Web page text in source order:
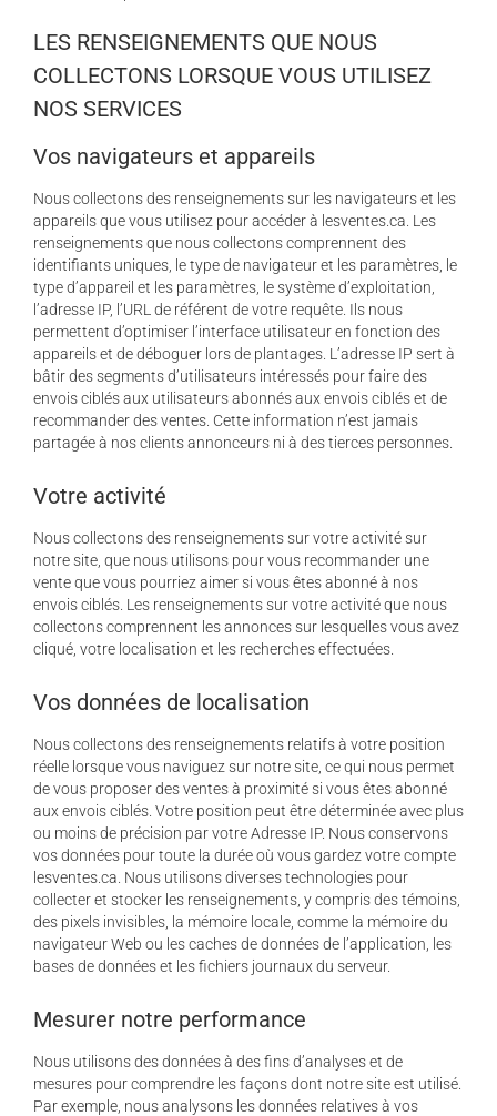
LES RENSEIGNEMENTS QUE NOUS
COLLECTONS LORSQUE VOUS UTILISEZ
NOS SERVICES
Vos navigateurs et appareils
Nous collectons des renseignements sur les navigateurs et les
appareils que vous utilisez pour accéder à lesventes.ca. Les
renseignements que nous collectons comprennent des
identifiants uniques, le type de navigateur et les paramètres, le
type d’appareil et les paramètres, le système d’exploitation,
l’adresse IP, l’URL de référent de votre requête. Ils nous
permettent d’optimiser l’interface utilisateur en fonction des
appareils et de déboguer lors de plantages. L’adresse IP sert à
bâtir des segments d’utilisateurs intéressés pour faire des
envois ciblés aux utilisateurs abonnés aux envois ciblés et de
recommander des ventes. Cette information n’est jamais
partagée à nos clients annonceurs ni à des tierces personnes.
Votre activité
Nous collectons des renseignements sur votre activité sur
notre site, que nous utilisons pour vous recommander une
vente que vous pourriez aimer si vous êtes abonné à nos
envois ciblés. Les renseignements sur votre activité que nous
collectons comprennent les annonces sur lesquelles vous avez
cliqué, votre localisation et les recherches effectuées.
Vos données de localisation
Nous collectons des renseignements relatifs à votre position
réelle lorsque vous naviguez sur notre site, ce qui nous permet
de vous proposer des ventes à proximité si vous êtes abonné
aux envois ciblés. Votre position peut être déterminée avec plus
ou moins de précision par votre Adresse IP. Nous conservons
vos données pour toute la durée où vous gardez votre compte
lesventes.ca. Nous utilisons diverses technologies pour
collecter et stocker les renseignements, y compris des témoins,
des pixels invisibles, la mémoire locale, comme la mémoire du
navigateur Web ou les caches de données de l’application, les
bases de données et les fichiers journaux du serveur.
Mesurer notre performance
Nous utilisons des données à des fins d’analyses et de
mesures pour comprendre les façons dont notre site est utilisé.
Par exemple, nous analysons les données relatives à vos